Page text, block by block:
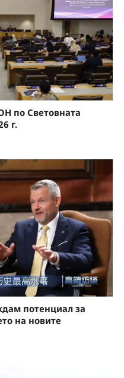
по Световната
г.
потенциал за
на новите